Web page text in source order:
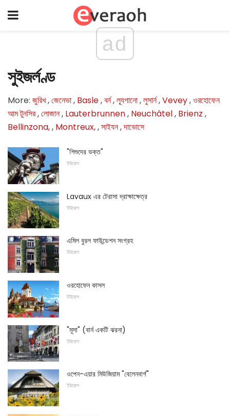
ad
সুইজর্লণ্ড
More: জুরিখ,জেনেভা, Basle,বর্ন,ল্যূগানো,লুসার্ন,Vevey,ওরহোফেন
আম টুনসির,লোজান, Lauterbrunnen, Neuchâtel, Brienz ,
Bellinzona,, Montreux,,সাইযন,দাভোসে
"শিশুদের ভক্ত"
ইউরোপ
Lavaux এর টেরাসা দ্রাক্ষাক্ষেত্র
ইউরোপ
এমিল বুরল ফাউন্ডেশন সংগ্রহ
ইউরোপ
ওরহোফেন কাসল
ইউরোপ
"মূসা" (বার্ন একটি ঝরনা)
ইউরোপ
ওপেন-এয়ার মিউজিয়াম "বেলেনবার্গ"
ইউরোপ